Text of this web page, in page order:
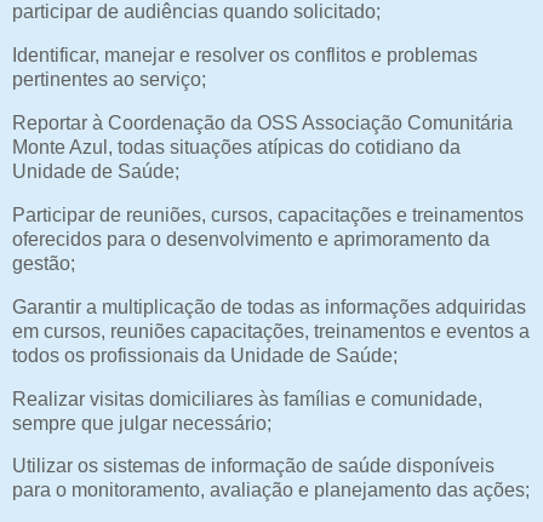
participar de audiências quando solicitado;
Identificar, manejar e resolver os conflitos e problemas
pertinentes ao serviço;
Reportar à Coordenação da OSS Associação Comunitária
Monte Azul, todas situações atípicas do cotidiano da
Unidade de Saúde;
Participar de reuniões, cursos, capacitações e treinamentos
oferecidos para o desenvolvimento e aprimoramento da
gestão;
Garantir a multiplicação de todas as informações adquiridas
em cursos, reuniões capacitações, treinamentos e eventos a
todos os profissionais da Unidade de Saúde;
Realizar visitas domiciliares às famílias e comunidade,
sempre que julgar necessário;
Utilizar os sistemas de informação de saúde disponíveis
para o monitoramento, avaliação e planejamento das ações;